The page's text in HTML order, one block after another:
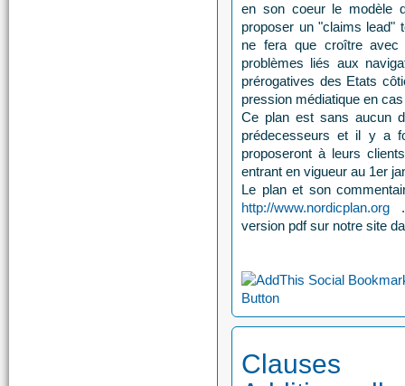
en son coeur le modèle
proposer un "claims lead"
ne fera que croître avec
problèmes liés aux
prérogatives des Etats
pression médiatique en
Ce plan est sans aucun
prédecesseurs et il y a
proposeront à leurs
entrant en vigueur au 1er
Le plan et son
http://www.nordicplan.org
version pdf sur notre site
Clauses